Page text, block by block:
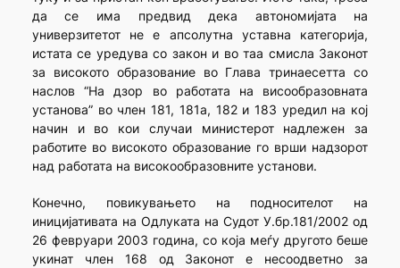
да се има предвид дека автономијата на
универзитетот не е апсолутна уставна категорија,
истата се уредува со закон и во таа смисла Законот
за високото образование во Глава тринаесетта со
наслов “На дзор во работата на висообразовната
установа” во член 181, 181а, 182 и 183 уредил на кој
начин и во кои случаи министерот надлежен за
работите во високото образование го врши надзорот
над работата на високообразовните установи.
Конечно, повикувањето на подносителот на
иницијативата на Одлуката на Судот У.бр.181/2002 од
26 февруари 2003 година, со која меѓу другото беше
укинат член 168 од Законот е несоодветно за